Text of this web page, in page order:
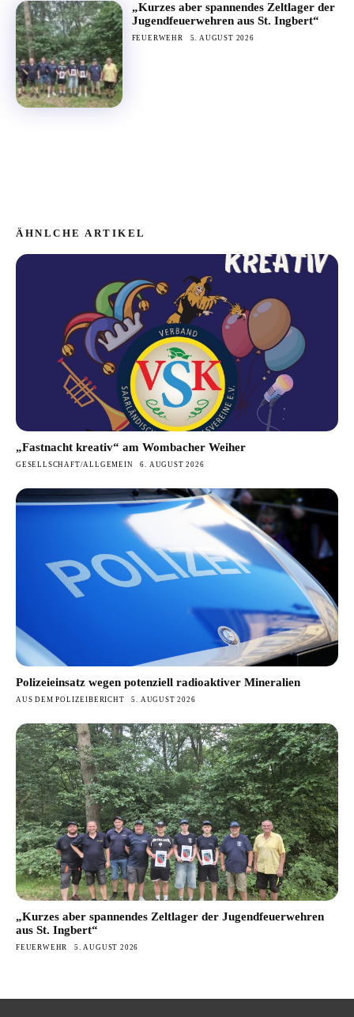
„Kurzes aber spannendes Zeltlager der
Jugendfeuerwehren aus St. Ingbert“
FEUERWEHR 5. AUGUST 2026
ÄHNLCHE ARTIKEL
„Fastnacht kreativ“ am Wombacher Weiher
GESELLSCHAFT/ALLGEMEIN 6. AUGUST 2026
Polizeieinsatz wegen potenziell radioaktiver Mineralien
AUS DEM POLIZEIBERICHT 5. AUGUST 2026
„Kurzes aber spannendes Zeltlager der Jugendfeuerwehren
aus St. Ingbert“
FEUERWEHR 5. AUGUST 2026